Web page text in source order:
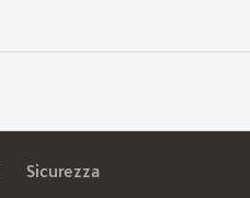
Sicurezza